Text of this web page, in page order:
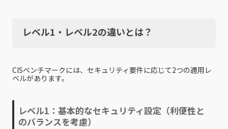
レベル1・レベル2の違いとは？
CISベンチマークには、セキュリティ要件に応じて2つの適用レ
ベルがあります。
レベル1：基本的なセキュリティ設定（利便性と
のバランスを考慮）